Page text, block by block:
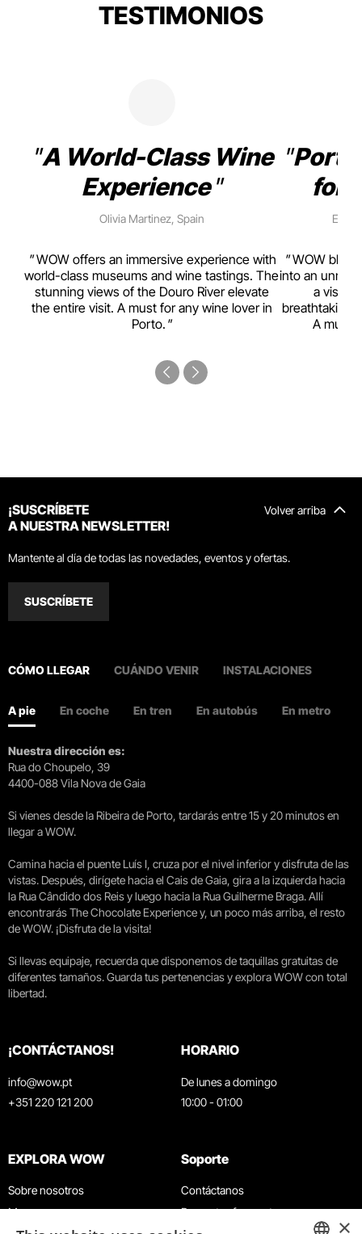
TESTIMONIOS
A World-Class Wine
Experience
Olivia Martinez, Spain
WOW offers an immersive experience with
world-class museums and wine tastings. The
stunning views of the Douro River elevate
the entire visit. A must for any wine lover in
Porto.
for
WOW
into an
a visual
breathtaking
A must-
Volver arriba
¡SUSCRÍBETE
A NUESTRA NEWSLETTER!
Mantente al día de todas las novedades, eventos y ofertas.
SUSCRÍBETE
CÓMO LLEGAR CUÁNDO VENIR INSTALACIONES
A pie En coche En tren En autobús En metro
Nuestra dirección es:
Rua do Choupelo, 39
4400-088 Vila Nova de Gaia
Si vienes desde la Ribeira de Porto, tardarás entre 15 y 20 minutos en
llegar a WOW.
Camina hacia el puente Luís I, cruza por el nivel inferior y disfruta de las
vistas. Después, dirígete hacia el Cais de Gaia, gira a la izquierda hacia
la Rua Cândido dos Reis y luego hacia la Rua Guilherme Braga. Allí
encontrarás The Chocolate Experience y, un poco más arriba, el resto
de WOW. ¡Disfruta de la visita!
Si llevas equipaje, recuerda que disponemos de taquillas gratuitas de
diferentes tamaños. Guarda tus pertenencias y explora WOW con total
libertad.
¡CONTÁCTANOS!
info@wow.pt
+351 220 121 200
HORARIO
De lunes a domingo
10:00 - 01:00
EXPLORA WOW
Sobre nosotros
Museos
Soporte
Contáctanos
Preguntas frecuentes
×